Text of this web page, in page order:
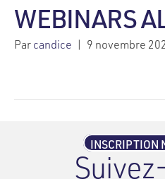
WEBINARS
Parcandice | 9 novembre
INSCRIPTION